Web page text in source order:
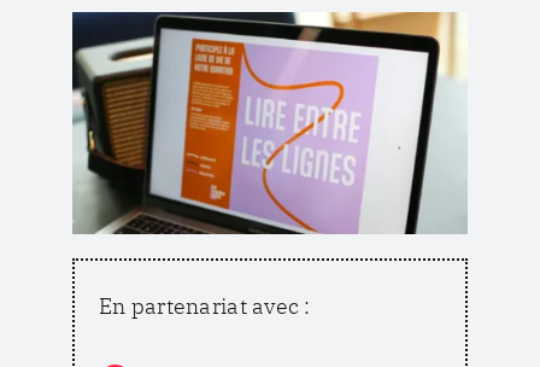
En partenariat avec :